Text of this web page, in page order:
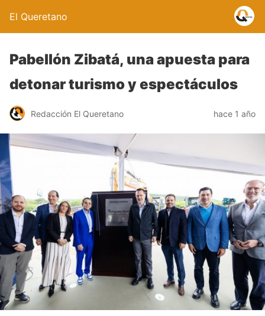
El Queretano
Pabellón Zibatá, una apuesta para
detonar turismo y espectáculos
Redacción El Queretano hace 1 año